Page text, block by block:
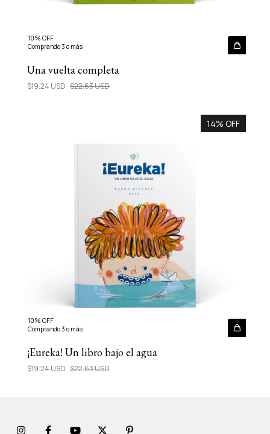
10% OFF
Comprando 3 o más
Una vuelta completa
$19.24 USD $22.63 USD
10% OFF
Comprando 3 o más
¡Eureka! Un libro bajo el agua
$19.24 USD $22.63 USD
14% OFF